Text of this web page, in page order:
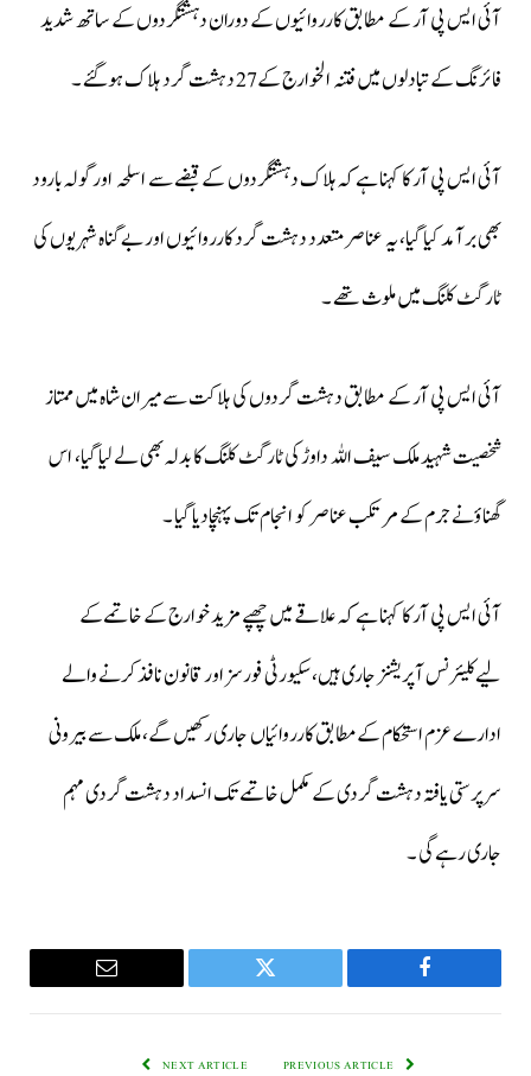
آئی ایس پی آر کے مطابق کارروائیوں کے دوران دہشتگردوں کے ساتھ شدید
فائرنگ کے تبادلوں میں فتنہ الخوارج کے27 دہشت گرد ہلاک ہوگئے ۔
آئی ایس پی آر کا کہنا ہےکہ ہلاک دہشتگردوں کے قبضے سے اسلحہ اورگولہ بارود
بھی برآمد کیا گیا، یہ عناصر متعدد دہشت گرد کارروائیوں اور بےگناہ شہریوں کی
ٹارگٹ کلنگ میں ملوث تھے ۔
آئی ایس پی آر کے مطابق دہشت گردوں کی ہلاکت سے میران شاہ میں ممتاز
شخصیت شہید ملک سیف اللہ داوڑ کی ٹارگٹ کلنگ کا بدلہ بھی لے لیا گیا، اس
گھناؤنے جرم کے مرتکب عناصر کو انجام تک پہنچادیا گیا ۔
آئی ایس پی آر کا کہنا ہےکہ علاقے میں چھپے مزید خوارج کے خاتمےکے
لیےکلیئرنس آپریشنز جاری ہیں، سکیورٹی فورسز اور قانون نافذ کرنے والے
ادارے عزم استحکام کےمطابق کارروائیاں جاری رکھیں گے، ملک سے بیرونی
سرپرستی یافتہ دہشت گردی کے مکمل خاتمے تک انسداد دہشت گردی مہم
جاری رہےگی ۔
Facebook
Twitter
Email
NEXT ARTICLE